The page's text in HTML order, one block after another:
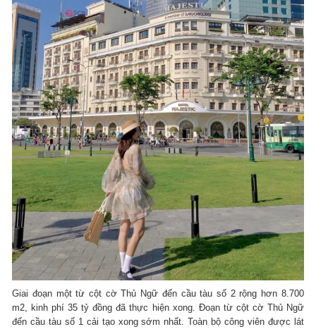
Giai đoạn một từ cột cờ Thủ Ngữ đến cầu tàu số 2 rộng hơn 8.700
m2, kinh phí 35 tỷ đồng đã thực hiện xong. Đoạn từ cột cờ Thủ Ngữ
đến cầu tàu số 1 cải tạo xong sớm nhất. Toàn bộ công viên được lát